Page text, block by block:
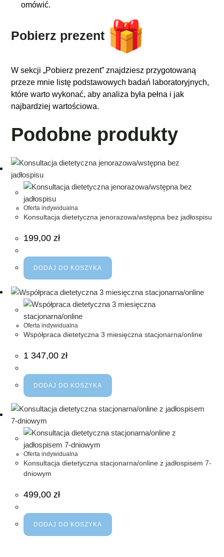
omówić.
Pobierz prezent
W sekcji „Pobierz prezent” znajdziesz przygotowaną
przeze mnie listę podstawowych badań laboratoryjnych,
które warto wykonać, aby analiza była pełna i jak
najbardziej wartościowa.
Podobne produkty
Oferta indywidualna
Konsultacja dietetyczna jenorazowa/wstępna bez jadłospisu
199,00zł
DODAJ DO KOSZYKA
Oferta indywidualna
Współpraca dietetyczna 3 miesięczna stacjonarna/online
1 347,00zł
DODAJ DO KOSZYKA
Oferta indywidualna
Konsultacja dietetyczna stacjonarna/online z jadłospisem 7-
dniowym
499,00zł
DODAJ DO KOSZYKA